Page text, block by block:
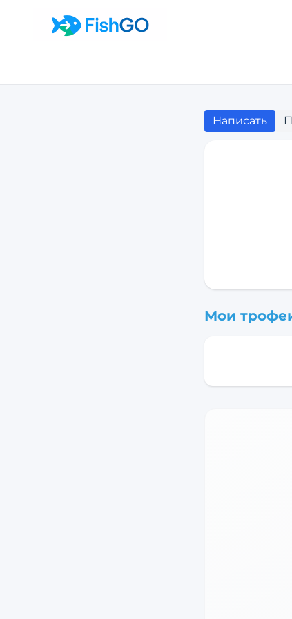
Написать
Мои